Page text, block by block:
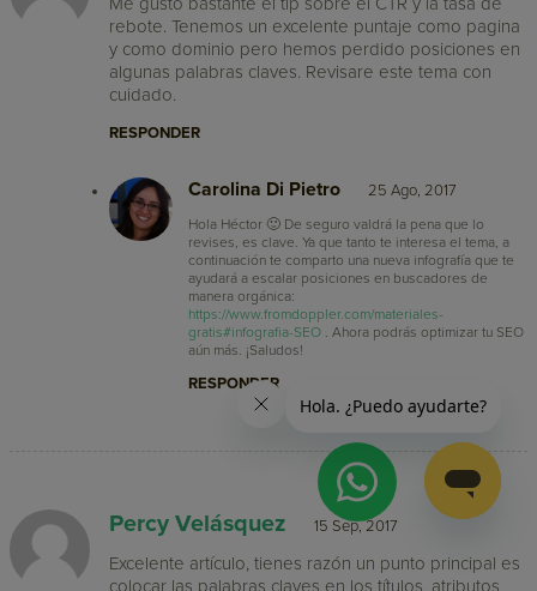
rebote. Tenemos un excelente puntaje como pagina
y como dominio pero hemos perdido posiciones en
algunas palabras claves. Revisare este tema con
cuidado.
RESPONDER
Carolina Di Pietro 25 Ago, 2017
Hola Héctor 🙂 De seguro valdrá la pena que lo
revises, es clave. Ya que tanto te interesa el tema, a
continuación te comparto una nueva infografía que te
ayudará a escalar posiciones en buscadores de
manera orgánica:
https://www.fromdoppler.com/materiales-
gratis#infografia-SEO. Ahora podrás optimizar tu SEO
aún más. ¡Saludos!
RESPONDER
Percy Velásquez 15 Sep, 2017
Excelente artículo, tienes razón un punto principal es
colocar las palabras claves en los títulos, atributos